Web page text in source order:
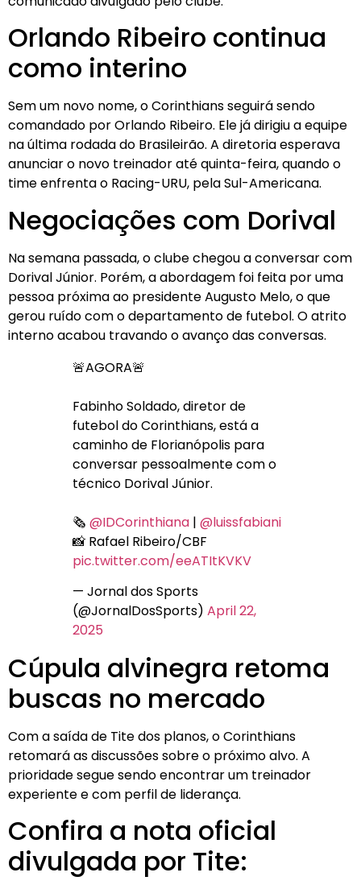
Orlando Ribeiro continua
como interino
Sem um novo nome, o Corinthians seguirá sendo
comandado por Orlando Ribeiro. Ele já dirigiu a equipe
na última rodada do Brasileirão. A diretoria esperava
anunciar o novo treinador até quinta-feira, quando o
time enfrenta o Racing-URU, pela Sul-Americana.
Negociações com Dorival
Na semana passada, o clube chegou a conversar com
Dorival Júnior. Porém, a abordagem foi feita por uma
pessoa próxima ao presidente Augusto Melo, o que
gerou ruído com o departamento de futebol. O atrito
interno acabou travando o avanço das conversas.
🚨AGORA🚨
Fabinho Soldado, diretor de
futebol do Corinthians, está a
caminho de Florianópolis para
conversar pessoalmente com o
técnico Dorival Júnior.
🗞 @IDCorinthiana | @luissfabiani
📸 Rafael Ribeiro/CBF
pic.twitter.com/eeATItKVKV
— Jornal dos Sports
(@JornalDosSports) April 22,
2025
Cúpula alvinegra retoma
buscas no mercado
Com a saída de Tite dos planos, o Corinthians
retomará as discussões sobre o próximo alvo. A
prioridade segue sendo encontrar um treinador
experiente e com perfil de liderança.
Confira a nota oficial
divulgada por Tite: